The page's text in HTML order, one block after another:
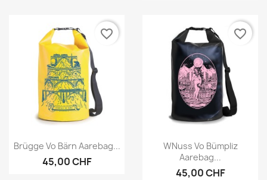
Vorschau
Brügge Vo Bärn Aarebag...
45,00 CHF
favorite_border
Vorschau
WNuss Vo Bümpliz
Aarebag...
45,00 CHF
favorite_border